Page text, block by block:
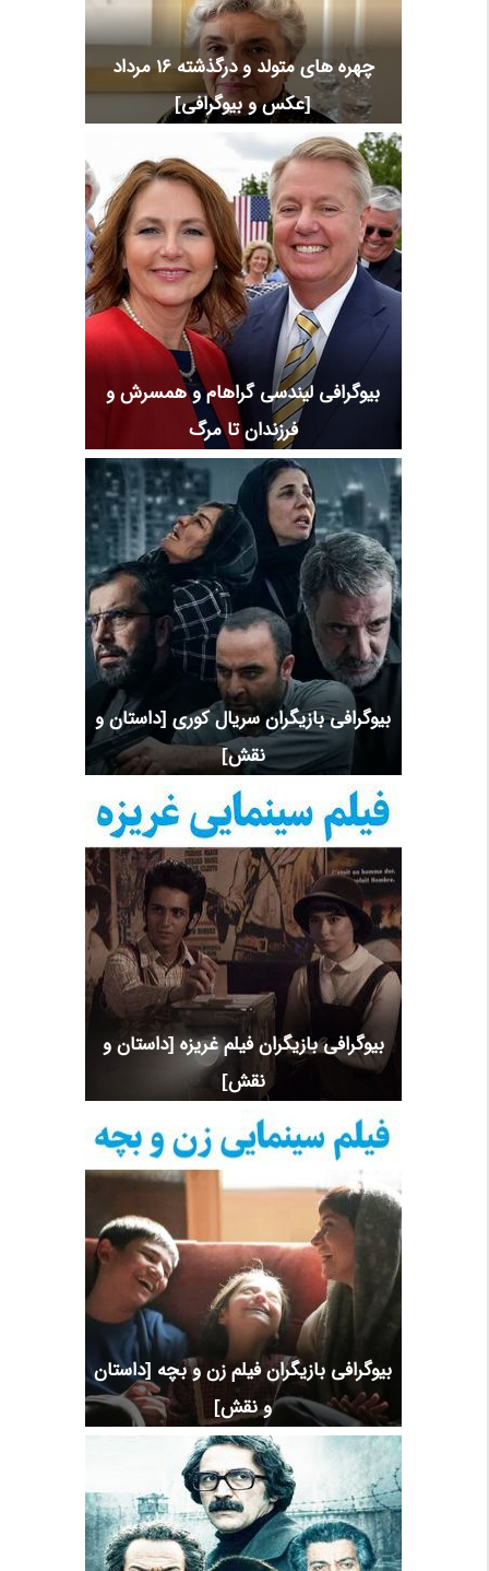
چهره های متولد و درگذشته 16 مرداد
[عکس و بیوگرافی]
بیوگرافی لیندسی گراهام و همسرش و
فرزندان تا مرگ
بیوگرافی بازیگران سریال کوری [داستان و
نقش]
بیوگرافی بازیگران فیلم غریزه [داستان و
نقش]
بیوگرافی بازیگران فیلم زن و بچه [داستان
و نقش]